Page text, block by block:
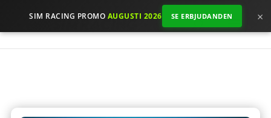
SIM RACING PROMO AUGUSTI 2026 SE ERBJUDANDEN ×